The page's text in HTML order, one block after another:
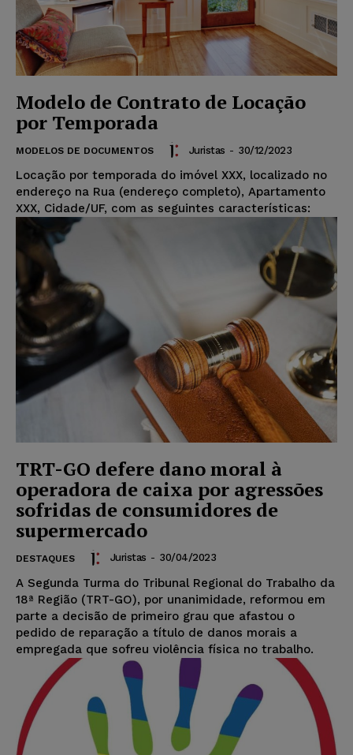
Modelo de Contrato de Locação
por Temporada
MODELOS DE DOCUMENTOS Juristas - 30/12/2023
Locação por temporada do imóvel XXX, localizado no
endereço na Rua (endereço completo), Apartamento
XXX, Cidade/UF, com as seguintes características:
TRT-GO defere dano moral à
operadora de caixa por agressões
sofridas de consumidores de
supermercado
DESTAQUES Juristas - 30/04/2023
A Segunda Turma do Tribunal Regional do Trabalho da
18ª Região (TRT-GO), por unanimidade, reformou em
parte a decisão de primeiro grau que afastou o
pedido de reparação a título de danos morais a
empregada que sofreu violência física no trabalho.